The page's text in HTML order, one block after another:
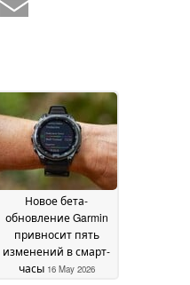
Новое бета-
обновление Garmin
привносит пять
изменений в смарт-
часы 16 May 2026